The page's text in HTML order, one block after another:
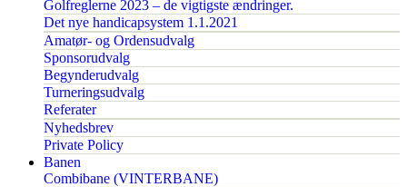
Golfreglerne 2023 – de vigtigste ændringer.
Det nye handicapsystem 1.1.2021
Amatør- og Ordensudvalg
Sponsorudvalg
Begynderudvalg
Turneringsudvalg
Referater
Nyhedsbrev
Private Policy
Banen
Combibane (VINTERBANE)